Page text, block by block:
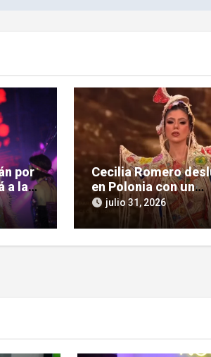
por
a la
Cecilia Romero
en Polonia con un
imponente
cultura guaraní
julio 31, 2026